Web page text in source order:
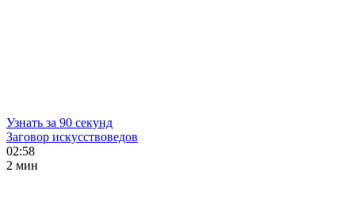
Узнать за 90 секунд
Заговор искусствоведов
02:58
2 мин